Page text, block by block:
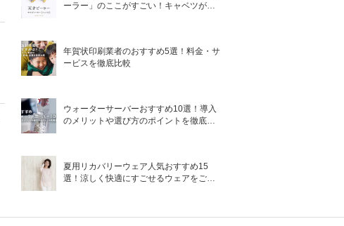
ーラー」のここがすごい！キャベツがほ
年賀状印刷業者のおすすめ5選！料金・サ
ービスを徹底比較
ウォーターサーバーおすすめ10選！導入
のメリットや選び方のポイントを徹底解
夏用リカバリーウェア人気おすすめ15
選！涼しく快適にすごせるウェアをご紹